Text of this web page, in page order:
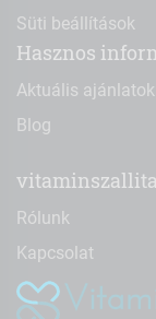
Süti beállítások
Hasznos
Aktuális ajánlatok
Blog
Rólunk
Kapcsolat